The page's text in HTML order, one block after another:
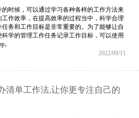
的时候，可以通过学习各种各样的工作方法来
工作效率，在提高效率的过程当中，科学合理
任务和工作目标是非常重要的。为了能够让自
科学的管理工作任务记录工作目标，可以使用
。
2022/09/11
清单工作法,让你更专注自己的